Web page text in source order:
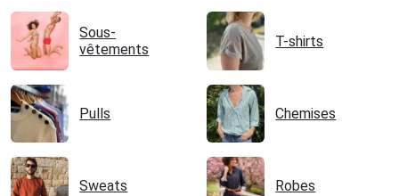
Sous-
vêtements
T-shirts
Pulls Chemises
Sweats Robes